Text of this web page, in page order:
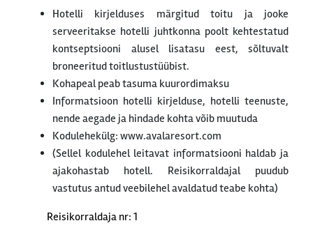
Hotelli kirjelduses märgitud toitu ja jooke
serveeritakse hotelli juhtkonna poolt kehtestatud
kontseptsiooni alusel lisatasu eest, sõltuvalt
broneeritud toitlustustüübist.
Kohapeal peab tasuma kuurordimaksu
Informatsioon hotelli kirjelduse, hotelli teenuste,
nende aegade ja hindade kohta võib muutuda
Kodulehekülg: www.avalaresort.com
(Sellel kodulehel leitavat informatsiooni haldab ja
ajakohastab hotell. Reisikorraldajal puudub
vastutus antud veebilehel avaldatud teabe kohta)
Reisikorraldaja nr: 1